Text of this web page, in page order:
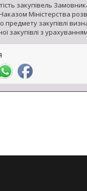
закупівель
Міністерства
предмету закупівлі
закупівлі з